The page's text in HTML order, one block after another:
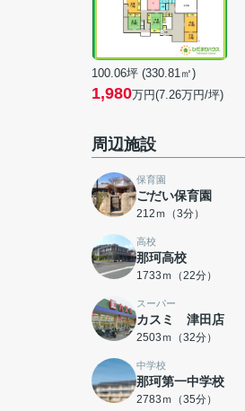
100.06坪 (330.81㎡)
1,980万円(7.26万円/坪)
周辺施設
保育園
ごだい保育園
212ｍ（3分）
高校
那珂高校
1733ｍ（22分）
スーパー
カスミ 津田店
2503ｍ（32分）
中学校
那珂第一中学校
2783ｍ（35分）